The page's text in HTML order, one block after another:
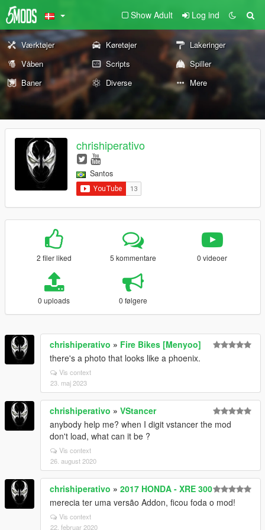
Show Adult Log ind
Værktøjer Køretøjer
Lakeringer
Våben
Scripts
Spiller
Baner
Diverse Mere
chrishiperativo
Santos
2 filer liked 5 kommentare 0 videoer
0 uploads 0 følgere
chrishiperativo » Fire Bikes [Menyoo]
there's a photo that looks like a phoenix.
Vis context
23. maj 2023
chrishiperativo » VStancer
anybody help me? when I digit vstancer the mod
don't load, what can it be ?
Vis context
26. august 2020
chrishiperativo » 2017 HONDA - XRE 300
merecia ter uma versão Addon, ficou foda o mod!
Vis context
22. februar 2020